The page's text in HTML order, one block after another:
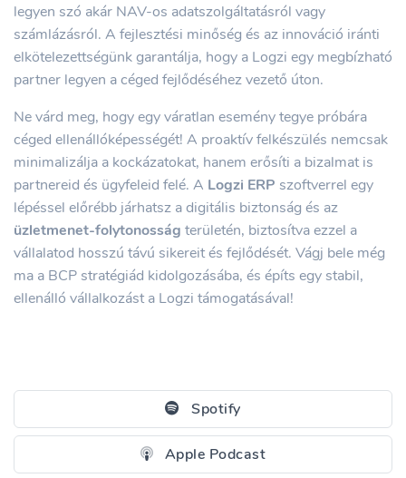
legyen szó akár NAV-os adatszolgáltatásról vagy
számlázásról. A fejlesztési minőség és az innováció iránti
elkötelezettségünk garantálja, hogy a Logzi egy megbízható
partner legyen a céged fejlődéséhez vezető úton.
Ne várd meg, hogy egy váratlan esemény tegye próbára
céged ellenállóképességét! A proaktív felkészülés nemcsak
minimalizálja a kockázatokat, hanem erősíti a bizalmat is
partnereid és ügyfeleid felé. A Logzi ERP szoftverrel egy
lépéssel előrébb járhatsz a digitális biztonság és az
üzletmenet-folytonosság területén, biztosítva ezzel a
vállalatod hosszú távú sikereit és fejlődését. Vágj bele még
ma a BCP stratégiád kidolgozásába, és építs egy stabil,
ellenálló vállalkozást a Logzi támogatásával!
Spotify
Apple Podcast